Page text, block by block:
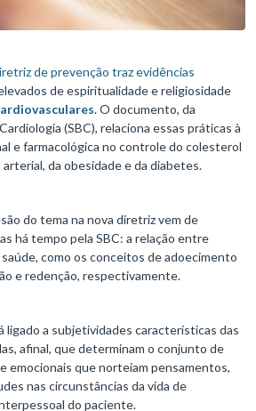
de prevenção traz evidências
de espiritualidade e religiosidade
. O documento, da
(SBC), relaciona essas práticas à
e farmacológica no controle do colesterol
da obesidade e da diabetes.
do tema na nova diretriz vem de
há tempo pela SBC: a relação entre
como os conceitos de adoecimento
e redenção, respectivamente.
a subjetividades características das
afinal, que determinam o conjunto de
emocionais que norteiam pensamentos,
nas circunstâncias da vida de
do paciente.